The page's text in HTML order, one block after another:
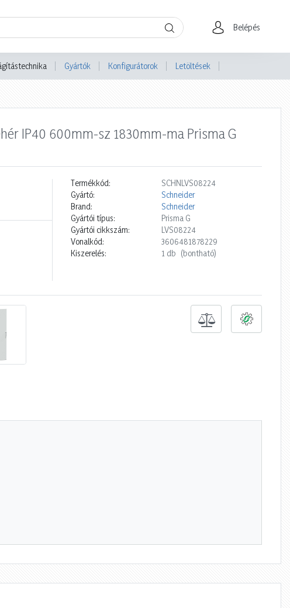
Belépés
Gyártók Konfigurátorok Letöltések
IP40 600mm-sz 1830mm-ma Prisma G
Termékkód:
SCHNLVS08224
Gyártó:
Schneider
Brand:
Schneider
Gyártói típus:
Prisma G
Gyártói cikkszám:
LVS08224
Vonalkód:
3606481878229
Kiszerelés:
1 db (bontható)